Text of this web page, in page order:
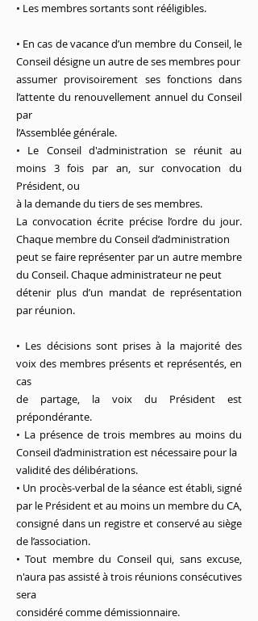
• Les membres sortants sont rééligibles.
• En cas de vacance d’un membre du Conseil, le
Conseil désigne un autre de ses membres pour
assumer provisoirement ses fonctions dans
l’attente du renouvellement annuel du Conseil
par
l’Assemblée générale.
• Le Conseil d'administration se réunit au
moins 3 fois par an, sur convocation du
Président, ou
à la demande du tiers de ses membres.
La convocation écrite précise l’ordre du jour.
Chaque membre du Conseil d’administration
peut se faire représenter par un autre membre
du Conseil. Chaque administrateur ne peut
détenir plus d’un mandat de représentation
par réunion.
• Les décisions sont prises à la majorité des
voix des membres présents et représentés, en
cas
de partage, la voix du Président est
prépondérante.
• La présence de trois membres au moins du
Conseil d’administration est nécessaire pour la
validité des délibérations.
• Un procès-verbal de la séance est établi, signé
par le Président et au moins un membre du CA,
consigné dans un registre et conservé au siège
de l’association.
• Tout membre du Conseil qui, sans excuse,
n'aura pas assisté à trois réunions consécutives
sera
considéré comme démissionnaire.